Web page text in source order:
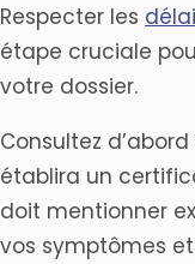
Respecter les
étape cruciale
votre dossier.
Consultez
établira un
doit mentionner
vos symptômes